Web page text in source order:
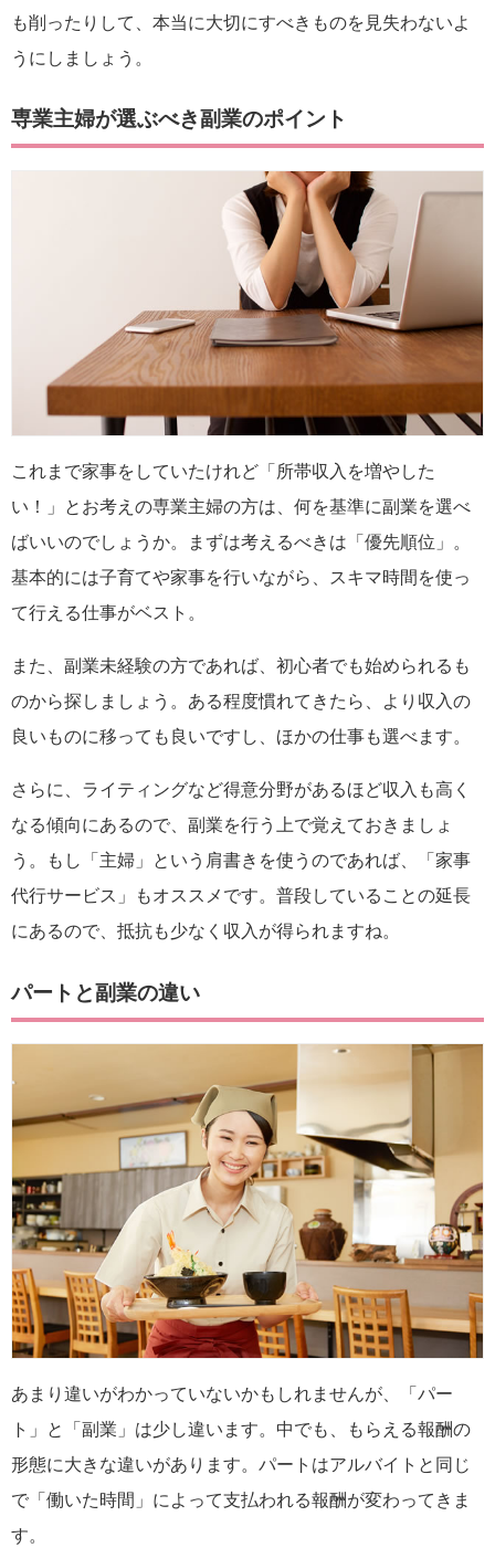
も削ったりして、本当に大切にすべきものを見失わないよ
うにしましょう。
専業主婦が選ぶべき副業のポイント
これまで家事をしていたけれど「所帯収入を増やした
い！」とお考えの専業主婦の方は、何を基準に副業を選べ
ばいいのでしょうか。まずは考えるべきは「優先順位」。
基本的には子育てや家事を行いながら、スキマ時間を使っ
て行える仕事がベスト。
また、副業未経験の方であれば、初心者でも始められるも
のから探しましょう。ある程度慣れてきたら、より収入の
良いものに移っても良いですし、ほかの仕事も選べます。
さらに、ライティングなど得意分野があるほど収入も高く
なる傾向にあるので、副業を行う上で覚えておきましょ
う。もし「主婦」という肩書きを使うのであれば、「家事
代行サービス」もオススメです。普段していることの延長
にあるので、抵抗も少なく収入が得られますね。
パートと副業の違い
あまり違いがわかっていないかもしれませんが、「パー
ト」と「副業」は少し違います。中でも、もらえる報酬の
形態に大きな違いがあります。パートはアルバイトと同じ
で「働いた時間」によって支払われる報酬が変わってきま
す。